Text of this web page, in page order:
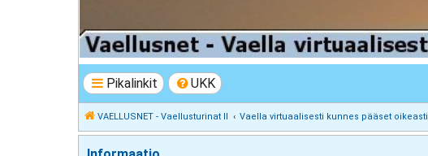
Pikalinkit UKK
VAELLUSNET - Vaellusturinat II Vaella virtuaalisesti kunnes pääset oikeasti